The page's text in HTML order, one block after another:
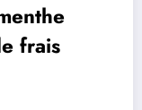
frais